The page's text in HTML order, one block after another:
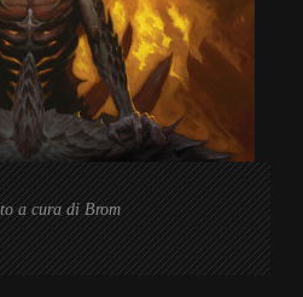
a cura di Brom